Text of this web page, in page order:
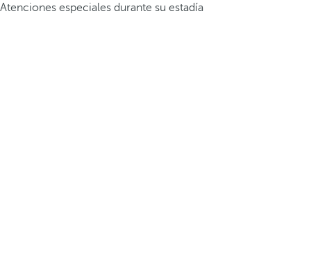
Atenciones especiales durante su estadía